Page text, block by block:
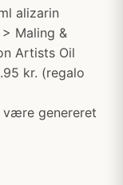
alizarin
Maling &
Artists Oil
kr. (regalo
være genereret